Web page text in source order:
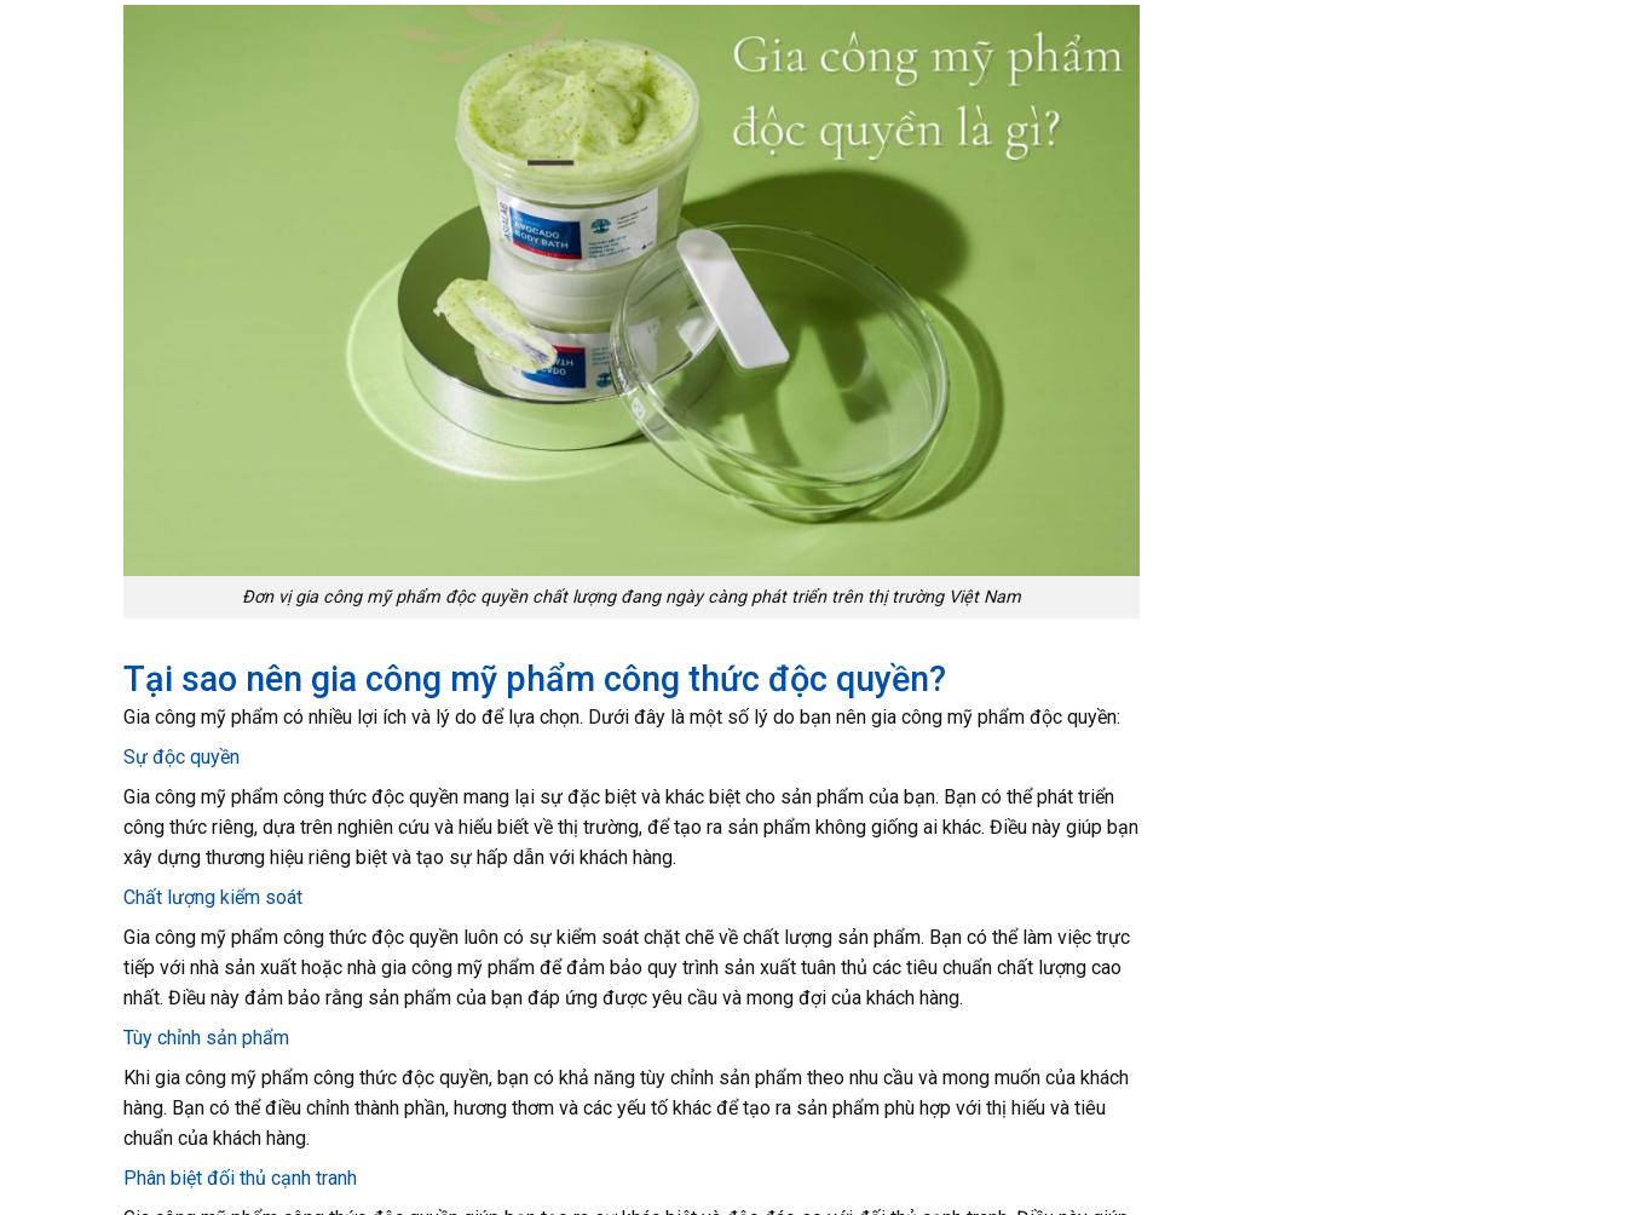
Đơn vị gia công mỹ phẩm độc quyền chất lượng đang ngày càng phát triển trên thị trường Việt Nam
Tại sao nên gia công mỹ phẩm công thức độc quyền?
Gia công mỹ phẩm có nhiều lợi ích và lý do để lựa chọn. Dưới đây là một số lý do bạn nên gia công mỹ phẩm độc quyền:
Sự độc quyền
Gia công mỹ phẩm công thức độc quyền mang lại sự đặc biệt và khác biệt cho sản phẩm của bạn. Bạn có thể phát triển
công thức riêng, dựa trên nghiên cứu và hiểu biết về thị trường, để tạo ra sản phẩm không giống ai khác. Điều này giúp bạn
xây dựng thương hiệu riêng biệt và tạo sự hấp dẫn với khách hàng.
Chất lượng kiểm soát
Gia công mỹ phẩm công thức độc quyền luôn có sự kiểm soát chặt chẽ về chất lượng sản phẩm. Bạn có thể làm việc trực
tiếp với nhà sản xuất hoặc nhà gia công mỹ phẩm để đảm bảo quy trình sản xuất tuân thủ các tiêu chuẩn chất lượng cao
nhất. Điều này đảm bảo rằng sản phẩm của bạn đáp ứng được yêu cầu và mong đợi của khách hàng.
Tùy chỉnh sản phẩm
Khi gia công mỹ phẩm công thức độc quyền, bạn có khả năng tùy chỉnh sản phẩm theo nhu cầu và mong muốn của khách
hàng. Bạn có thể điều chỉnh thành phần, hương thơm và các yếu tố khác để tạo ra sản phẩm phù hợp với thị hiếu và tiêu
chuẩn của khách hàng.
Phân biệt đối thủ cạnh tranh